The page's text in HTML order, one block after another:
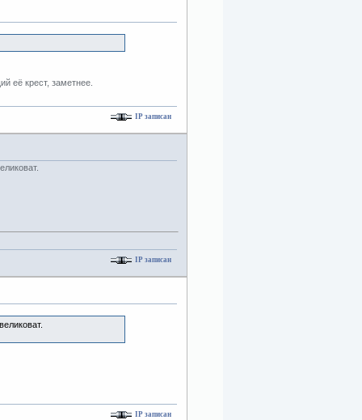
её крест, заметнее.
IP записан
IP записан
IP записан